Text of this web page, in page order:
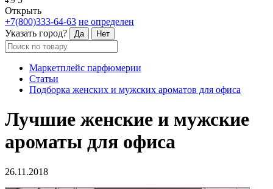
Открыть
+7(800)333-64-63 не определен
Указать город?
Да Нет
Маркетплейс парфюмерии
Статьи
Подборка женских и мужских ароматов для офиса
Лучшие женские и мужские
ароматы для офиса
26.11.2018